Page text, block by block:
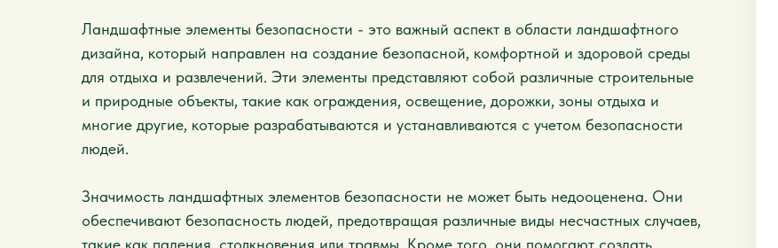
Ландшафтные элементы безопасности - это важный аспект в области ландшафтного
дизайна, который направлен на создание безопасной, комфортной и здоровой среды
для отдыха и развлечений. Эти элементы представляют собой различные строительные
и природные объекты, такие как ограждения, освещение, дорожки, зоны отдыха и
многие другие, которые разрабатываются и устанавливаются с учетом безопасности
людей.
Значимость ландшафтных элементов безопасности не может быть недооценена. Они
обеспечивают безопасность людей, предотвращая различные виды несчастных случаев,
такие как падения, столкновения или травмы. Кроме того, они помогают создать